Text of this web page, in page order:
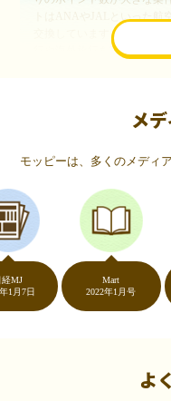
交換しています。このよう
行や海外旅行を実現してい
いつものネ
（20代・女性）
友達に勧められてモッピー
い物をすることが多いので
のポイントとモッピーのポ
リ…！いつものネットショ
ントが貯まるなんて…もっ
ントはギフト券に交換して
（30代・男性）
メ
モッピーは、多くのメディ
2022年1月号
よ